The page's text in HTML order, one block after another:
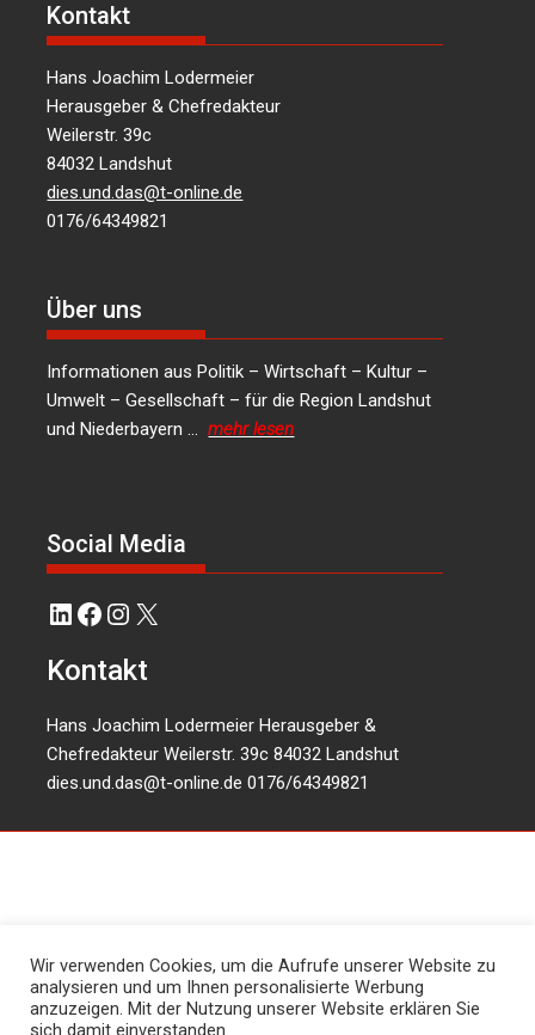
Kontakt
Hans Joachim Lodermeier
Herausgeber & Chefredakteur
Weilerstr. 39c
84032 Landshut
dies.und.das@t-online.de
0176/64349821
Über uns
Informationen aus Politik – Wirtschaft – Kultur –
Umwelt – Gesellschaft – für die Region Landshut
und Niederbayern …mehr lesen
Social Media
LinkedIn
Facebook
Instagram
X
Kontakt
Hans Joachim Lodermeier Herausgeber &
Chefredakteur Weilerstr. 39c 84032 Landshut
dies.und.das@t-online.de 0176/64349821
Wir verwenden Cookies, um die Aufrufe unserer Website zu
analysieren und um Ihnen personalisierte Werbung
anzuzeigen. Mit der Nutzung unserer Website erklären Sie
sich damit einverstanden.